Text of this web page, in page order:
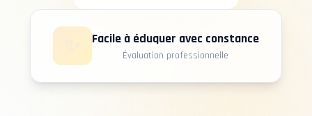
✨ Facile à éduquer avec constance
Évaluation professionnelle